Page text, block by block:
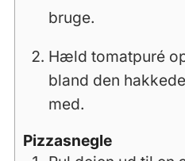
bruge.
Hæld tomatpuré
bland den
med.
Pizzasnegle